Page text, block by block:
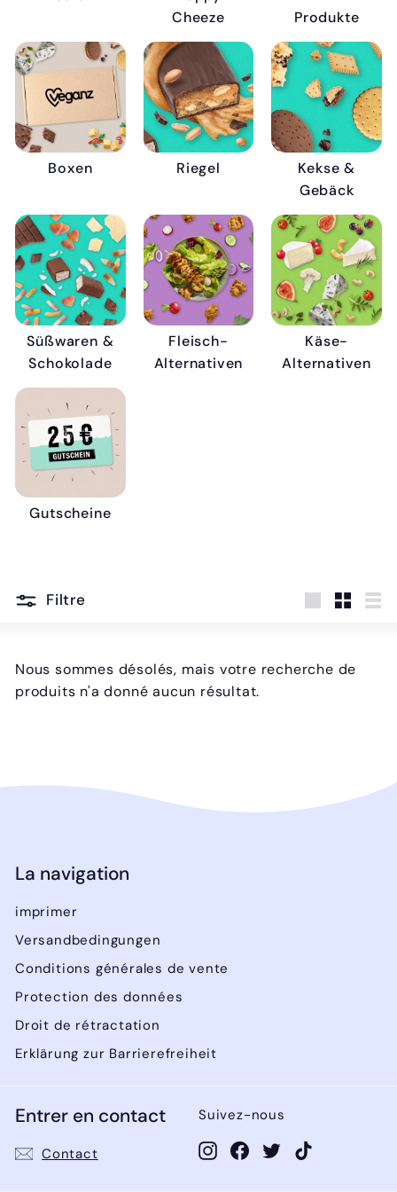
Cheeze
Produkte
Boxen Riegel
Kekse &
Gebäck
Süßwaren &
Schokolade
Fleisch-
Alternativen
Käse-
Alternativen
Gutscheine
Filtre
Nous sommes désolés, mais votre recherche de
produits n'a donné aucun résultat.
La navigation
imprimer
Versandbedingungen
Conditions générales de vente
Protection des données
Droit de rétractation
Erklärung zur Barrierefreiheit
Entrer en contact
Contact
Suivez-nous
InstagramFacebook
Twitter